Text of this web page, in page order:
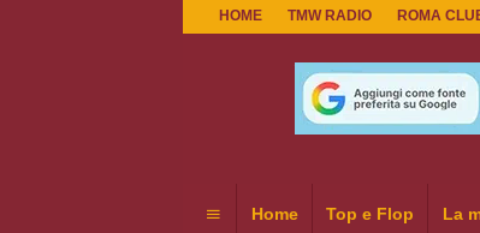
HOME TMW RADIO ROMA
Home Top e Flop La